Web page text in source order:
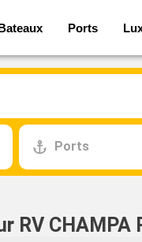
Ports
Ports
RV CHAMPA